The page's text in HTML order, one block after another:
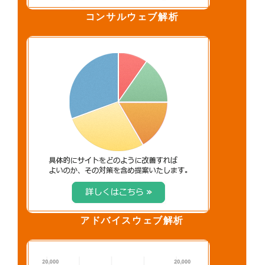
コンサルウェブ解析
アドバイスウェブ解析